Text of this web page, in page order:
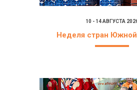
10 - 14 АВГУСТА
Неделя стран